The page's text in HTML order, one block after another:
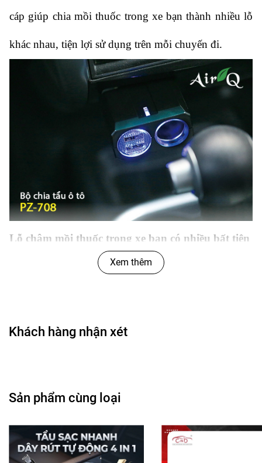
cáp giúp chia mồi thuốc trong xe bạn thành nhiều lỗ
khác nhau, tiện lợi sử dụng trên mỗi chuyến đi.
Lỗ châm mồi thuốc trong xe bạn có nhiều bất tiện
Giới hạn lỗ châm, không thể phát huy những tính
không gian tối như trong xe.
Vậy tại sao không thay thế chúng bằng:
-
Có một biện pháp hay thiết bị có khả năng sạc nhiều
hoặc ít nhất là 2 thiết bị điện thoại trong cùng một
Xem thêm
Khách hàng nhận xét
Sản phẩm cùng loại